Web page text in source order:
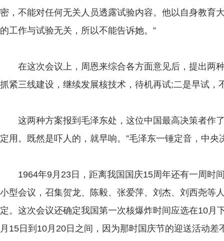
密，不能对任何无关人员透露试验内容。他以自身教育
的工作与试验无关，所以不能告诉她。”
在这次会议上，周恩来综合各方面意见后，提出两
抓紧三线建设，继续发展核技术，待机再试;二是早试，
这两种方案报到毛泽东处，这位中国最高决策者作了
定用。既然是吓人的，就早响。”毛泽东一锤定音，中
1964年9月23日，距离我国国庆15周年还有一周时
小型会议，召集贺龙、陈毅、张爱萍、刘杰、刘西尧等
定。这次会议还确定我国第一次核爆炸时间应选在10月
月15日到10月20日之间，因为那时国庆节的迎送活动差